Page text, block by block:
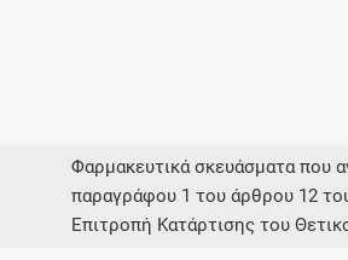
Φαρμακευτικά σκευάσματα που
παραγράφου 1 του άρθρου 12
Επιτροπή Κατάρτισης του